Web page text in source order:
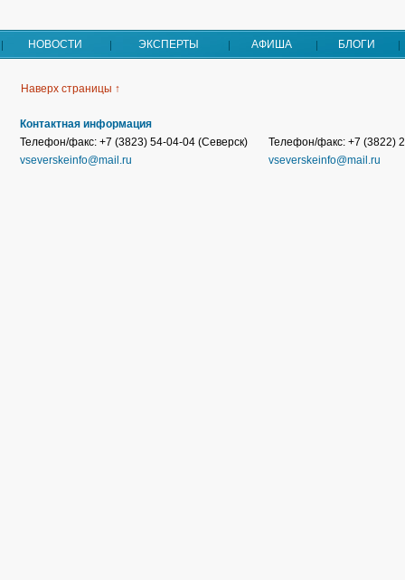
НОВОСТИ ЭКСПЕРТЫ АФИША БЛОГИ
Наверх страницы ↑
Контактная информация
Телефон/факс: +7 (3823) 54-04-04 (Северск)
vseverskeinfo@mail.ru
Телефон/факс: +7 (3822)
vseverskeinfo@mail.ru